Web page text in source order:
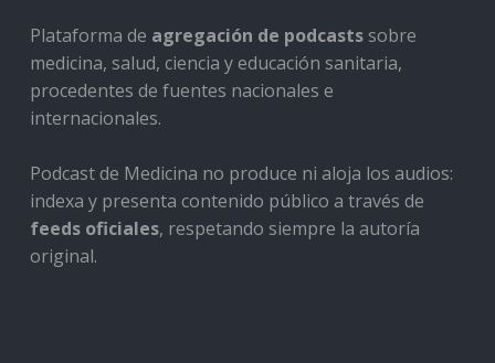
Plataforma de agregación de podcastssobre
medicina, salud, ciencia y educación sanitaria,
procedentes de fuentes nacionales e
internacionales.
Podcast de Medicina no produce ni aloja los audios:
indexa y presenta contenido público a través de
feeds oficiales, respetando siempre la autoría
original.